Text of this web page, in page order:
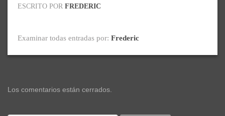
ESCRITO POR FREDERIC
Examinar todas entradas por: Frederic
Los comentarios están cerrados.